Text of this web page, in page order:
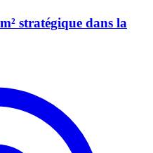
stratégique dans la